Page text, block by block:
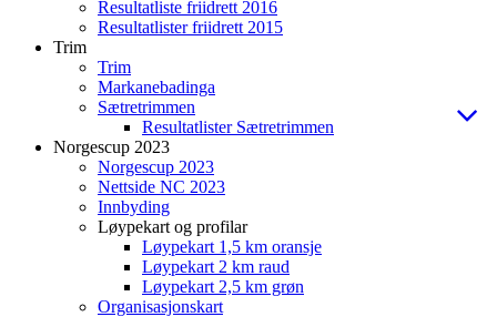
Resultatliste friidrett 2016
Resultatlister friidrett 2015
Trim
Trim
Markanebadinga
Sætretrimmen
Resultatlister Sætretrimmen
Norgescup 2023
Norgescup 2023
Nettside NC 2023
Innbyding
Løypekart og profilar
Løypekart 1,5 km oransje
Løypekart 2 km raud
Løypekart 2,5 km grøn
Organisasjonskart